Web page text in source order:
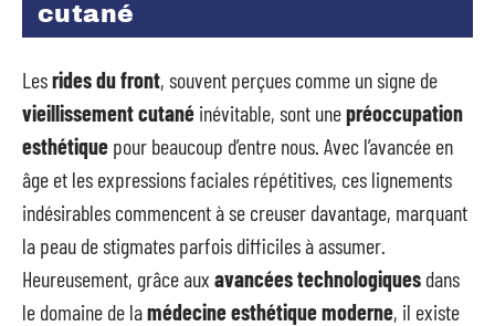
cutané
Lesrides du front, souvent perçues comme un signe de
vieillissement cutané inévitable, sont unepréoccupation
esthétique pour beaucoup d’entre nous. Avec l’avancée en
âge et les expressions faciales répétitives, ces lignements
indésirables commencent à se creuser davantage, marquant
la peau de stigmates parfois difficiles à assumer.
Heureusement, grâce aux avancées technologiques dans
le domaine de lamédecine esthétique moderne, il existe